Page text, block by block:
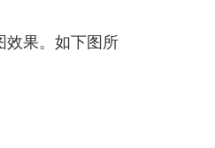
效果。如下图所